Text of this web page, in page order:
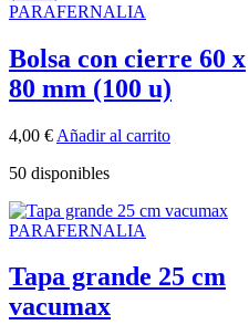
PARAFERNALIA
Bolsa con cierre 60 x
80 mm (100 u)
4,00 € Añadir al carrito
50 disponibles
PARAFERNALIA
Tapa grande 25 cm
vacumax